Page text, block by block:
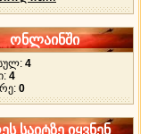
ონლაინში
4
4
0
საიტზე იყვნენ